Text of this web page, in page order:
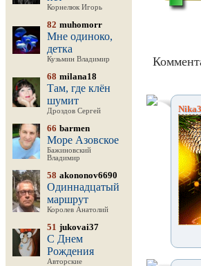
Корнелюк Игорь
82 muhomorr
Мне одиноко,
детка
Кузьмин Владимир
68 milana18
Там, где клён
шумит
Дроздов Сергей
66 barmen
Море Азовское
Бажиновский
Владимир
58 akononov6690
Одиннадцатый
маршрут
Королев Анатолий
51 jukovai37
С Днем
Рождения
Авторские
Nika3